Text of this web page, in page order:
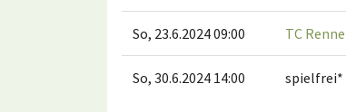
So, 23.6.2024 09:00 TC
So, 30.6.2024 14:00 spielfrei*